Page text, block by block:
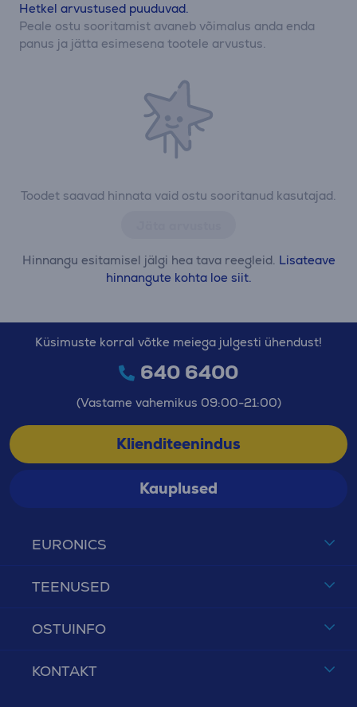
Toodet saavad hinnata vaid ostu sooritanud kasutajad.
Hinnangu esitamisel jälgi hea tava reegleid. Lisateave
hinnangute kohta loe siit.
Hetkel arvustused puuduvad.
Peale ostu sooritamist avaneb võimalus anda enda
panus ja jätta esimesena tootele arvustus.
EURONICS
TEENUSED
OSTUINFO
KONTAKT
Küsimuste korral võtke meiega julgesti ühendust!
640 6400
(Vastame vahemikus 09:00-21:00)
Klienditeenindus
Kauplused